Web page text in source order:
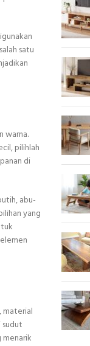
satu
warna.
pilihlah
di
abu-
yang
material
sudut